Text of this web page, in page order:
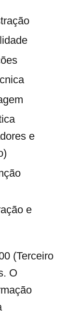
e
e
(Terceiro
O